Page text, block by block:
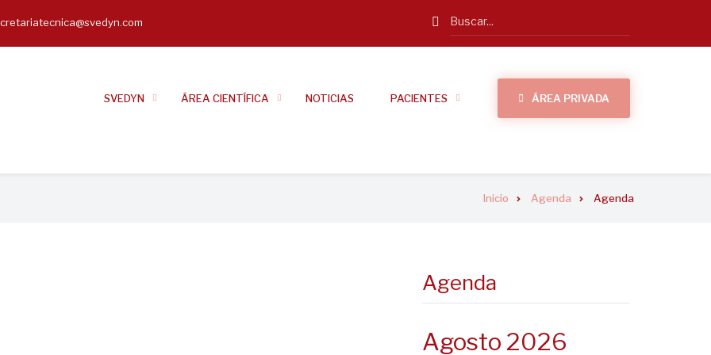
Search
SVEDYN ÁREA CIENTÍFICA NOTICIAS PACIENTES ÁREA PRIVADA
Inicio Agenda Agenda
Agenda
Agosto 2026